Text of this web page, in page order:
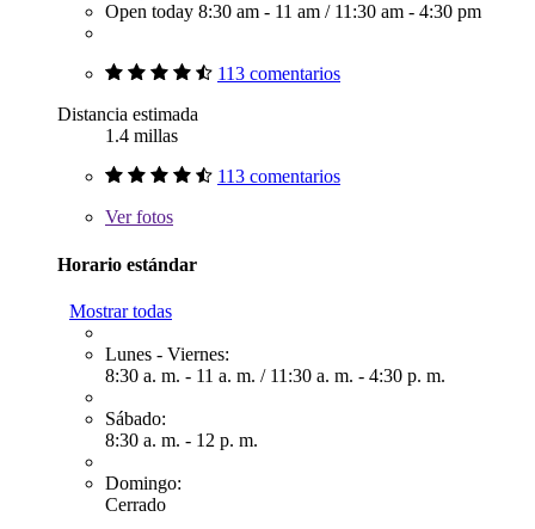
Open today 8:30 am - 11 am / 11:30 am - 4:30 pm
113 comentarios
Distancia estimada
1.4 millas
113 comentarios
Verfotos
Horario estándar
Mostrar todas
Lunes - Viernes:
8:30 a. m. - 11 a. m. / 11:30 a. m. - 4:30 p. m.
Sábado:
8:30 a. m. - 12 p. m.
Domingo:
Cerrado